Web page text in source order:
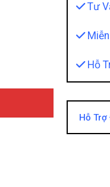
Hãng Owin Cao
Tư
Miễn
Hỗ
Hỗ Trợ